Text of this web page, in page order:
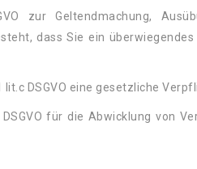
zur Geltendmachung,
dass Sie ein
DSGVO eine gesetzliche
für die Abwicklung von